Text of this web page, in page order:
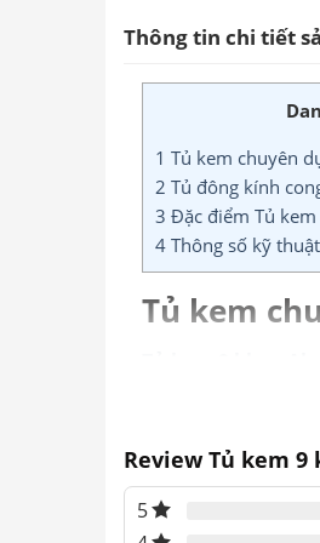
Thông tin chi tiết
1 Tủ kem chuyên
2 Tủ đông kính
3 Đặc điểm Tủ kem
4 Thông số kỹ thuật
Tủ kem
màu trắng, nhiều
sản phẩm đáp
đông lạnh đóng
Review Tủ kem 9
5